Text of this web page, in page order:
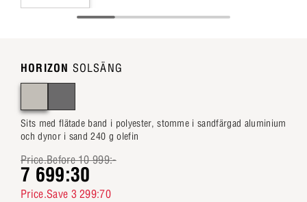
HORIZON SOLSÄNG
Sits med flätade band i polyester, stomme i sandfärgad aluminium
och dynor i sand 240 g olefin
Price.Before 10 999:-
7 699:30
Price.Save 3 299:70